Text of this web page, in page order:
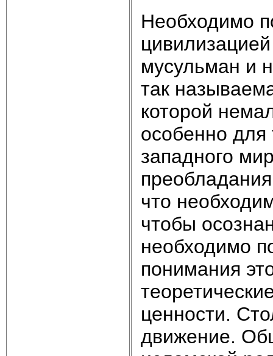
Необходимо
мусульман и
так
которой
особенно для
западного
что
чтобы
необходимо
понимания
ценности.
движение.